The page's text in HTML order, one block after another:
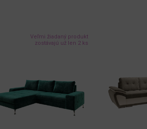
Veľmi žiadaný produkt
zostávajú už len 2 ks